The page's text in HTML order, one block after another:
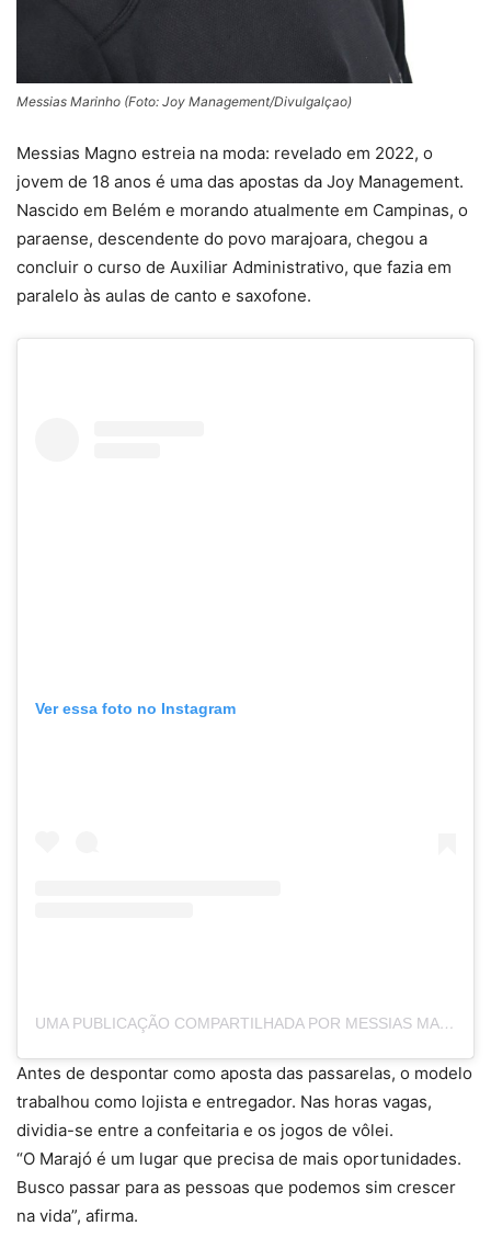
Messias Marinho (Foto: Joy Management/Divulgalçao)
Messias Magno estreia na moda: revelado em 2022, o
jovem de 18 anos é uma das apostas da Joy Management.
Nascido em Belém e morando atualmente em Campinas, o
paraense, descendente do povo marajoara, chegou a
concluir o curso de Auxiliar Administrativo, que fazia em
paralelo às aulas de canto e saxofone.
Ver essa foto no Instagram
UMA PUBLICAÇÃO COMPARTILHADA POR MESSIAS MAGNO (@MESSIASMAGN)
Antes de despontar como aposta das passarelas, o modelo
trabalhou como lojista e entregador. Nas horas vagas,
dividia-se entre a confeitaria e os jogos de vôlei.
“O Marajó é um lugar que precisa de mais oportunidades.
Busco passar para as pessoas que podemos sim crescer
na vida”, afirma.